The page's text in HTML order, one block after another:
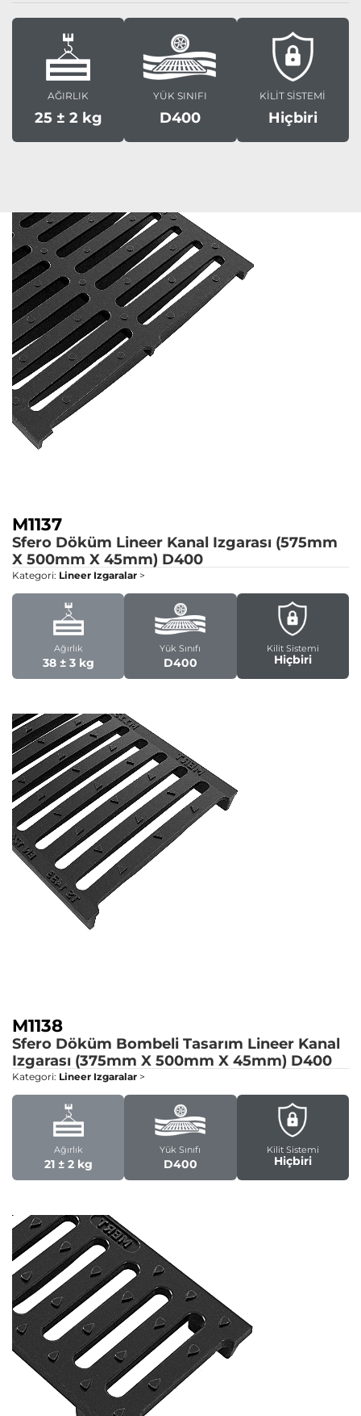
AĞIRLIK
25 ± 2 kg
YÜK SINIFI
D400
KİLİT SİSTEMİ
Hiçbiri
M1137
Sfero Döküm Lineer Kanal Izgarası (575mm
X 500mm X 45mm) D400
Kategori: Lineer Izgaralar >
Ağırlık
38 ± 3 kg
Yük Sınıfı
D400
Kilit Sistemi
Hiçbiri
M1138
Sfero Döküm Bombeli Tasarım Lineer Kanal
Izgarası (375mm X 500mm X 45mm) D400
Kategori: Lineer Izgaralar >
Ağırlık
21 ± 2 kg
Yük Sınıfı
D400
Kilit Sistemi
Hiçbiri